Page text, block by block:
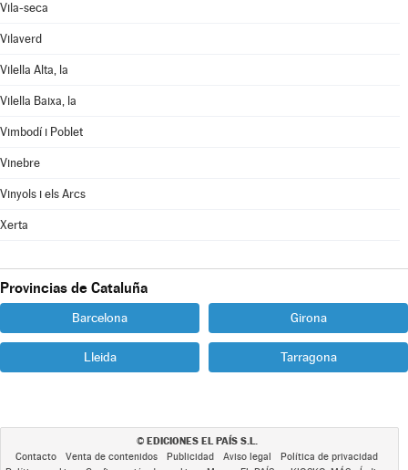
Vila-seca
Vilaverd
Vilella Alta, la
Vilella Baixa, la
Vimbodí i Poblet
Vinebre
Vinyols i els Arcs
Xerta
Provincias de Cataluña
Barcelona Girona
Lleida Tarragona
© EDICIONES EL PAÍS S.L.
Contacto Venta de contenidos Publicidad Aviso legal
Política de privacidad